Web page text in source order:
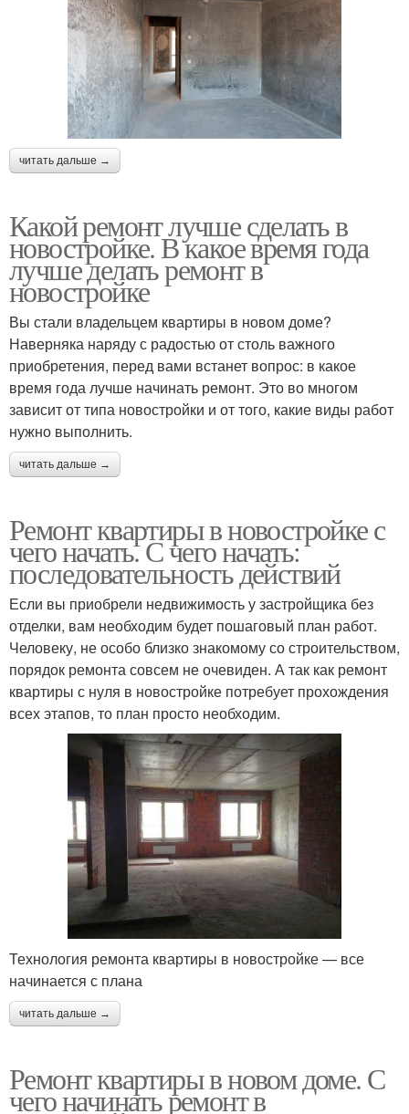
читать дальше →
Какой ремонт лучше сделать в
новостройке. В какое время года
лучше делать ремонт в
новостройке
Вы стали владельцем квартиры в новом доме?
Наверняка наряду с радостью от столь важного
приобретения, перед вами встанет вопрос: в какое
время года лучше начинать ремонт. Это во многом
зависит от типа новостройки и от того, какие виды работ
нужно выполнить.
читать дальше →
Ремонт квартиры в новостройке с
чего начать. С чего начать:
последовательность действий
Если вы приобрели недвижимость у застройщика без
отделки, вам необходим будет пошаговый план работ.
Человеку, не особо близко знакомому со строительством,
порядок ремонта совсем не очевиден. А так как ремонт
квартиры с нуля в новостройке потребует прохождения
всех этапов, то план просто необходим.
Технология ремонта квартиры в новостройке — все
начинается с плана
читать дальше →
Ремонт квартиры в новом доме. С
чего начинать ремонт в